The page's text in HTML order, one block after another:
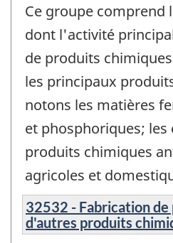
Ce groupe comprend
dont l'activité
de produits
les principaux
notons les matières
et phosphoriques;
produits chimiques
agricoles et
32532 - Fabrication
d'autres produits